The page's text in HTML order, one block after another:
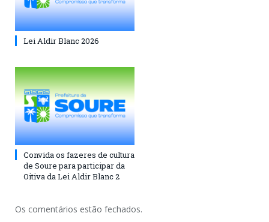
Lei Aldir Blanc 2026
Convida os fazeres de cultura
de Soure para participar da
Oitiva da Lei Aldir Blanc 2
Os comentários estão fechados.